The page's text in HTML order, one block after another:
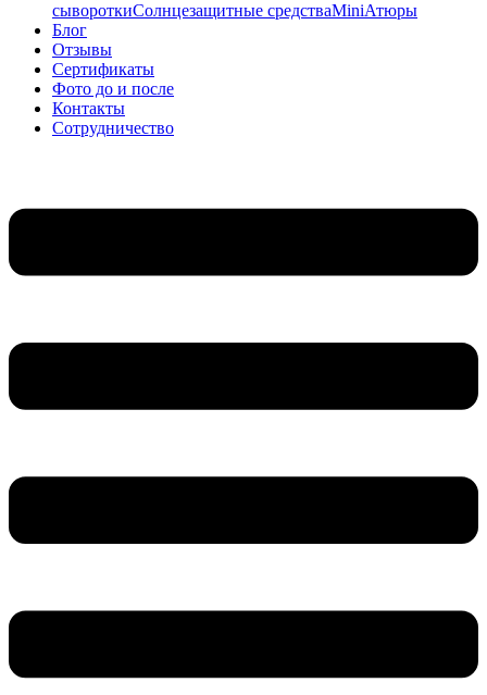
сывороткиСолнцезащитные средстваMiniАтюры
Блог
Отзывы
Сертификаты
Фото до и после
Контакты
Сотрудничество